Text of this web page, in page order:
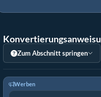
Zum Abschnitt springen
Werben